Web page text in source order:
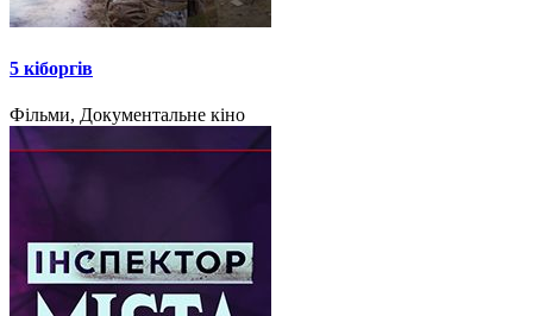
5 кіборгів
Фільми, Документальне кіно